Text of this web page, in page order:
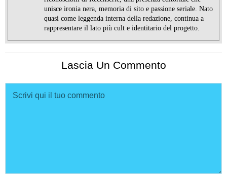
unisce ironia nera, memoria di sito e passione seriale. Nato
quasi come leggenda interna della redazione, continua a
rappresentare il lato più cult e identitario del progetto.
Lascia Un Commento